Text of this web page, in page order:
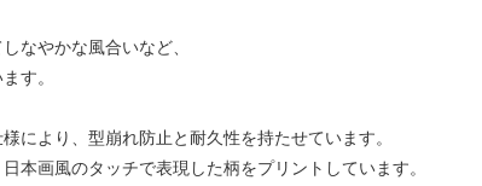
なやかな風合いなど、
す。
により、型崩れ防止と耐久性を持たせています。
本画風のタッチで表現した柄をプリントしています。